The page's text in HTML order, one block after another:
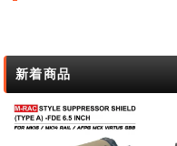
新着商品